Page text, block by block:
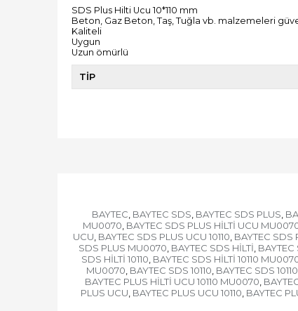
SDS Plus Hilti Ucu 10*110 mm
Beton, Gaz Beton, Taş, Tuğla vb. malzemeleri
Kaliteli
Uygun
Uzun ömürlü
TİP
BAYTEC, BAYTEC SDS, BAYTEC SDS PLUS,
MU0070, BAYTEC SDS PLUS HİLTİ UCU
UCU, BAYTEC SDS PLUS UCU 10110, BAYTEC SDS
SDS PLUS MU0070, BAYTEC SDS HİLTİ, BAYTEC
SDS HİLTİ 10110, BAYTEC SDS HİLTİ 10110
MU0070, BAYTEC SDS 10110, BAYTEC SDS
BAYTEC PLUS HİLTİ UCU 10110 MU0070,
PLUS UCU, BAYTEC PLUS UCU 10110, BAYTEC